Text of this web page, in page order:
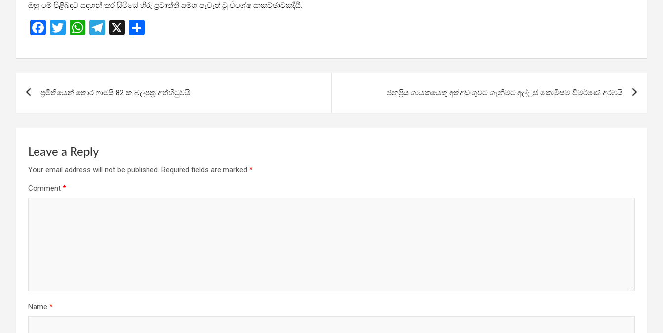
ඔහු මේ පිළිබඳව සඳහන් කර සිටියේ හිරු ප්‍රවෘත්ති සමග පැවැත් වූ විශේෂ සාකච්ඡාවකදීයි.
F
ce
o
T
tt
W
at
A
T
e
a
X
ar
navigation
ප්‍රමිතියෙන් තොර ෆාමසි 82 ක බලපත්‍ර අත්හිටුවයි ජනප්‍රිය ගායකයෙකු අත්අඩංගුවට ගැනීමට අල්ලස් කොමිසම විමර්ෂණ අරඹයි
Leave a Reply
Your email address will not be published. Required fields are marked *
Comment *
Name *